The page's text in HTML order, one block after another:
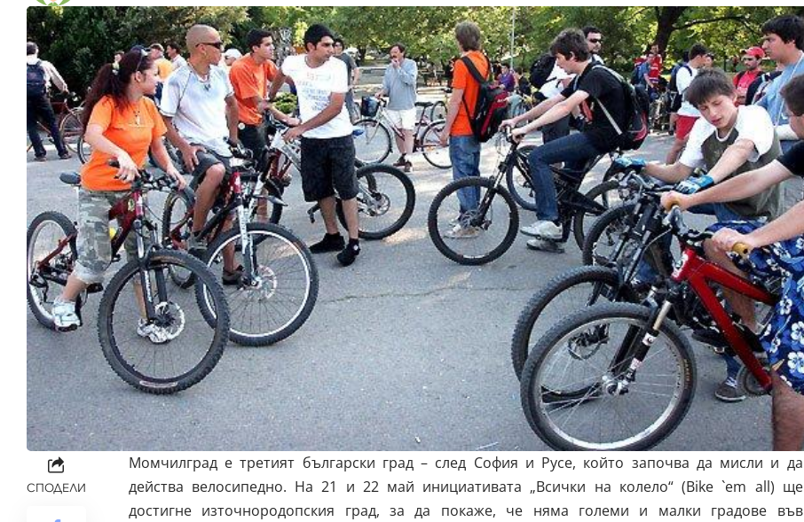
СПОДЕЛИ
Момчилград е третият български град – след София и Русе, който започва да мисли и да
действа велосипедно. На 21 и 22 май инициативата „Всички на колело“ (Bike `em all) ще
достигне източнородопския град, за да покаже, че няма големи и малки градове във